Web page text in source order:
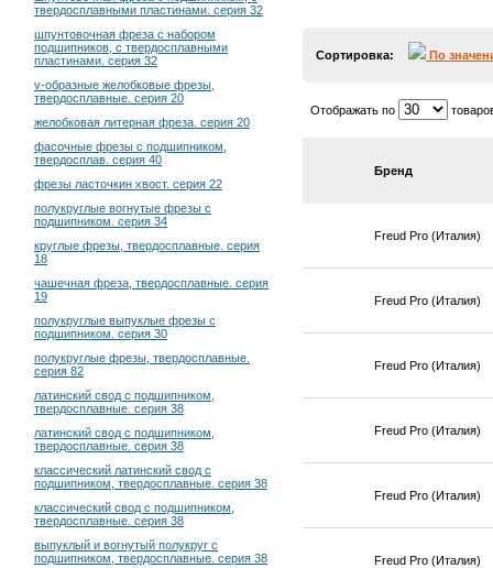
твердосплавными пластинами. серия 32
шпунтовочная фреза с набором
подшипников, с твердосплавными
пластинами. серия 32
v-образные желобковые фрезы,
твердосплавные. серия 20
желобковая литерная фреза. серия 20
фасочные фрезы с подшипником,
твердосплав. серия 40
фрезы ласточкин хвост. серия 22
полукруглые вогнутые фрезы с
подшипником. серия 34
круглые фрезы, твердосплавные. серия
18
чашечная фреза, твердосплавные. серия
19
полукруглые выпуклые фрезы с
подшипником. серия 30
полукруглые фрезы, твердосплавные.
серия 82
латинский свод с подшипником,
твердосплавные. серия 38
латинский свод с подшипником,
твердосплавные. серия 38
классический латинский свод с
подшипником, твердосплавные. серия 38
классический свод с подшипником,
твердосплавные. серия 38
выпуклый и вогнутый полукруг с
подшипником, твердосплавные. серия 38
Сортировка: По
Отображать по
Бренд
Freud Pro (Италия)
Freud Pro (Италия)
Freud Pro (Италия)
Freud Pro (Италия)
Freud Pro (Италия)
Freud Pro (Италия)